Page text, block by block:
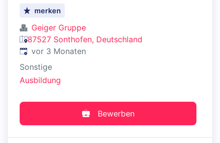
merken
Geiger Gruppe
87527 Sonthofen, Deutschland
Veröffentlicht:
vor 3 Monaten
Sonstige
Ausbildung
Bewerben